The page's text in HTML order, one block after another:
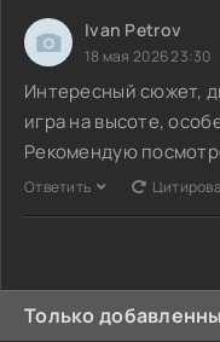
Ivan Petrov
18 мая 2026 23:30
Интересный сюжет,
игра на высоте,
Рекомендую
Ответить
Только